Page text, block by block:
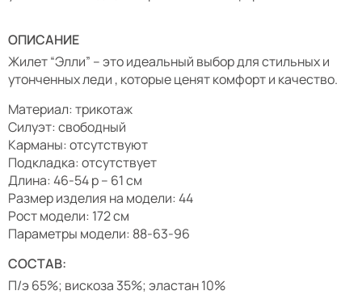
ОПИСАНИЕ
Жилет “Элли” – это идеальный выбор для стильных и
утонченных леди , которые ценят комфорт и качество.
Материал: трикотаж
Силуэт: свободный
Карманы: отсутствуют
Подкладка: отсутствует
Длина: 46-54 р – 61 см
Размер изделия на модели: 44
Рост модели: 172 см
Параметры модели: 88-63-96
СОСТАВ:
П/э 65%; вискоза 35%; эластан 10%